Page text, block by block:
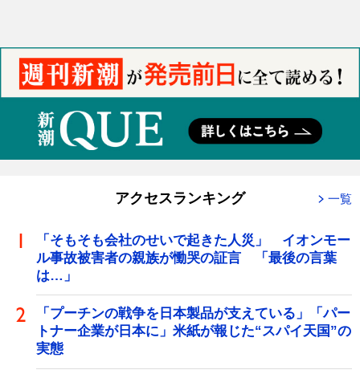
アクセスランキング 一覧
「そもそも会社のせいで起きた人災」 イオンモー
ル事故被害者の親族が慟哭の証言 「最後の言葉
は…」
「プーチンの戦争を日本製品が支えている」「パー
トナー企業が日本に」米紙が報じた“スパイ天国”の
実態